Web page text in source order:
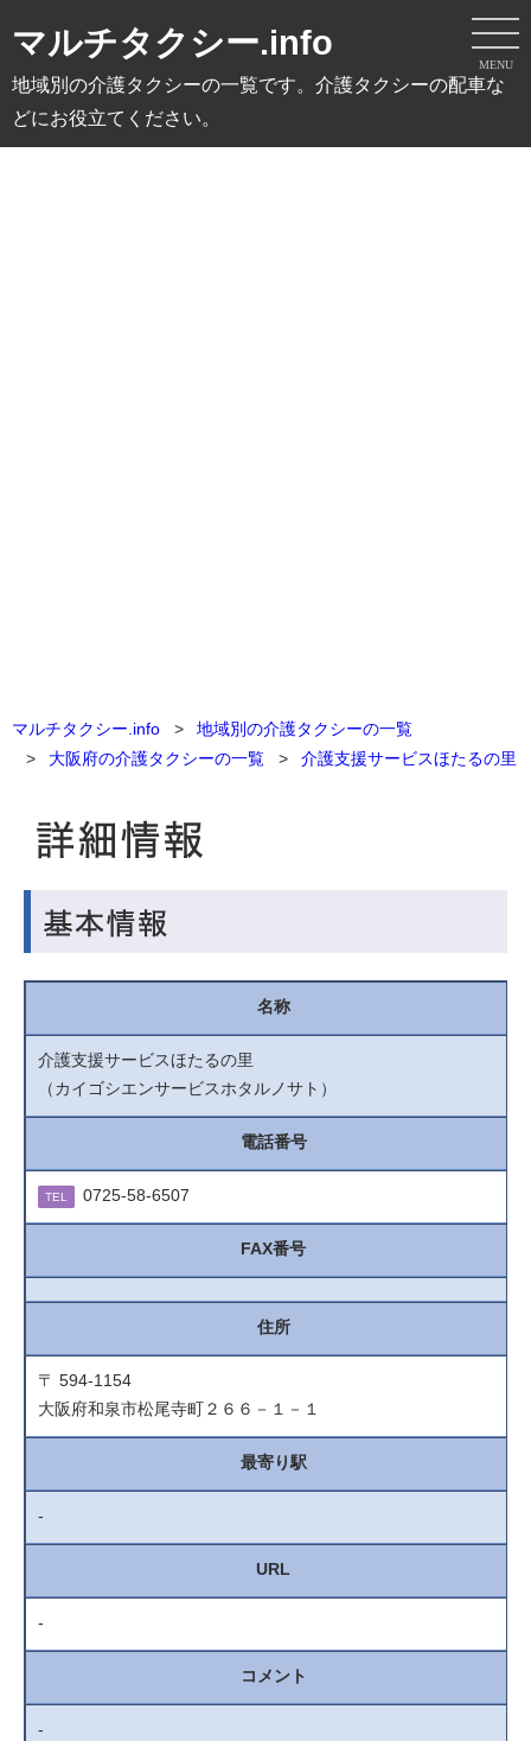
MENU
マルチタクシー.info
地域別の介護タクシーの一覧です。介護タクシーの配車な
どにお役立てください。
マルチタクシー.info
地域別の介護タクシーの一覧
大阪府の介護タクシーの一覧
介護支援サービスほたるの里
名称
介護支援サービスほたるの里
（カイゴシエンサービスホタルノサト）
電話番号
TEL 0725-58-6507
FAX番号
住所
〒 594-1154
大阪府和泉市松尾寺町２６６－１－１
最寄り駅
-
URL
-
コメント
-